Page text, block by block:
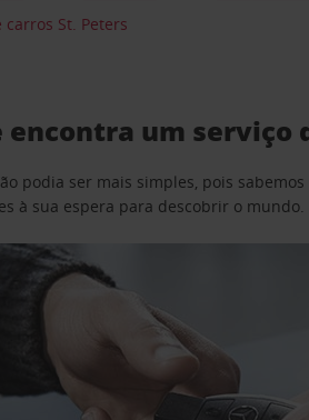
St. Peters
encontra um serviço
podia ser mais simples, pois
à sua espera para descobrir o mundo.